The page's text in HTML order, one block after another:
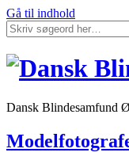
Gå til indhold
Dansk Blindesamfund